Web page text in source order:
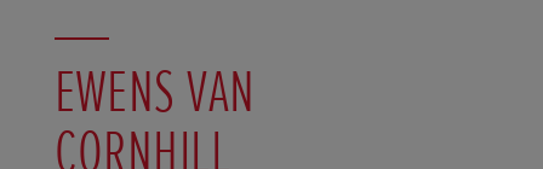
EWENS VAN
CORNHILL